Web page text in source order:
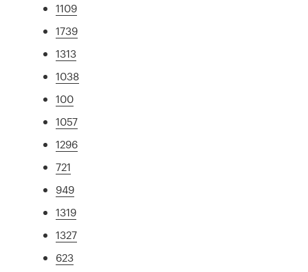
1109
1739
1313
1038
100
1057
1296
721
949
1319
1327
623